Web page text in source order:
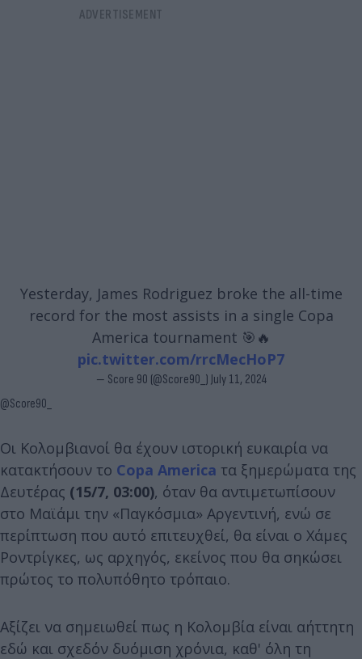
Yesterday, James Rodriguez broke the all-time
record for the most assists in a single Copa
America tournament 🎯🔥
pic.twitter.com/rrcMecHoP7
— Score 90 (@Score90_) July 11, 2024
@Score90_
Οι Κολομβιανοί θα έχουν ιστορική ευκαιρία να
κατακτήσουν το Copa America τα ξημερώματα της
Δευτέρας (15/7, 03:00), όταν θα αντιμετωπίσουν
στο Μαϊάμι την «Παγκόσμια» Αργεντινή, ενώ σε
περίπτωση που αυτό επιτευχθεί, θα είναι ο Χάμες
Ροντρίγκες, ως αρχηγός, εκείνος που θα σηκώσει
πρώτος το πολυπόθητο τρόπαιο.
Αξίζει να σημειωθεί πως η Κολομβία είναι αήττητη
εδώ και σχεδόν δυόμιση χρόνια, καθ' όλη τη